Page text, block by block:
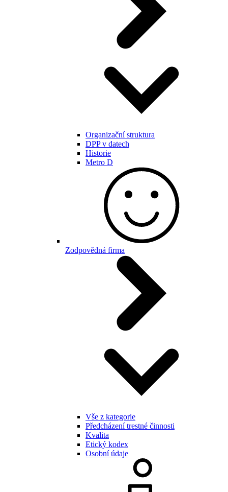
Organizační struktura
DPP v datech
Historie
Metro D
Zodpovědná firma
Vše z kategorie
Předcházení trestné činnosti
Kvalita
Etický kodex
Osobní údaje